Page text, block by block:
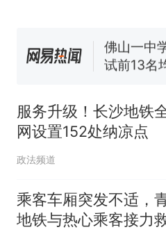
佛山一中
试前13名
核查
全部作废
服务升级！长沙地铁
网设置152处纳凉点
政法频道
乘客车厢突发不适，
地铁与热心乘客接力